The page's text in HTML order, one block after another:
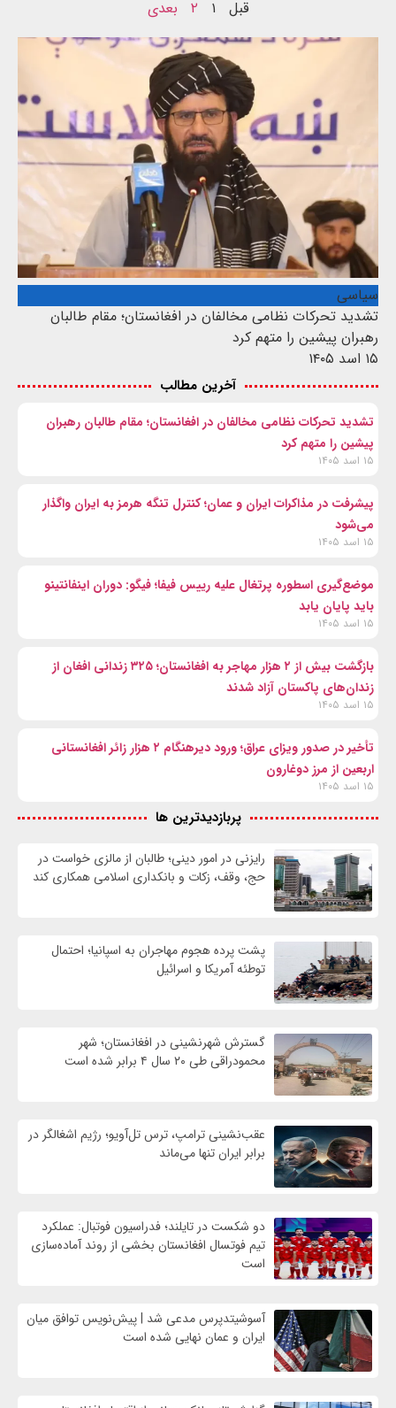
قبل ۱ ۲ بعدی
سیاسی
تشدید تحرکات نظامی مخالفان در افغانستان؛ مقام طالبان
رهبران پیشین را متهم کرد
۱۵ اسد ۱۴۰۵
آخرین مطالب
تشدید تحرکات نظامی مخالفان در افغانستان؛ مقام طالبان رهبران
پیشین را متهم کرد
۱۵ اسد ۱۴۰۵
پیشرفت در مذاکرات ایران و عمان؛ کنترل تنگه هرمز به ایران واگذار
می‌شود
۱۵ اسد ۱۴۰۵
موضع‌گیری اسطوره پرتغال علیه رییس فیفا؛ فیگو: دوران اینفانتینو
باید پایان یابد
۱۵ اسد ۱۴۰۵
بازگشت بیش از ۲ هزار مهاجر به افغانستان؛ ۳۲۵ زندانی افغان از
زندان‌های پاکستان آزاد شدند
۱۵ اسد ۱۴۰۵
تأخیر در صدور ویزای عراق؛ ورود دیرهنگام ۲ هزار زائر افغانستانی
اربعین از مرز دوغارون
۱۵ اسد ۱۴۰۵
پربازدیدترین ها
رایزنی در امور دینی؛ طالبان از مالزی خواست در
حج، وقف، زکات و بانکداری اسلامی همکاری کند
پشت پرده هجوم مهاجران به اسپانیا؛ احتمال
توطئه آمریکا و اسرائیل
گسترش شهرنشینی در افغانستان؛ شهر
محمودراقی طی ۲۰ سال ۴ برابر شده است
عقب‌نشینی ترامپ، ترس تل‌آویو؛ رژیم اشغالگر در
برابر ایران تنها می‌ماند
دو شکست در تایلند؛ فدراسیون فوتبال: عملکرد
تیم فوتسال افغانستان بخشی از روند آماده‌سازی
است
آسوشیتدپرس مدعی شد | پیش‌نویس توافق میان
ایران و عمان نهایی شده است